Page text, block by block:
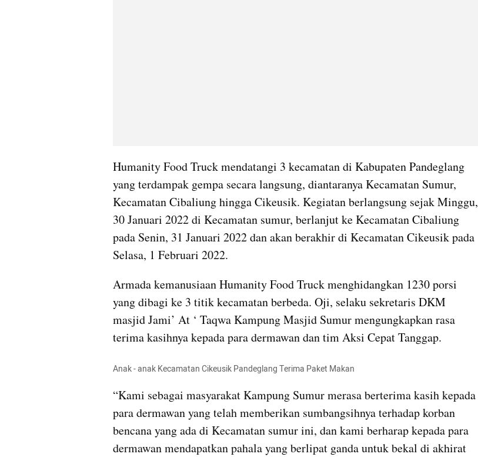
Humanity Food Truck mendatangi 3 kecamatan di Kabupaten Pandeglang
yang terdampak gempa secara langsung, diantaranya Kecamatan Sumur,
Kecamatan Cibaliung hingga Cikeusik. Kegiatan berlangsung sejak Minggu,
30 Januari 2022 di Kecamatan sumur, berlanjut ke Kecamatan Cibaliung
pada Senin, 31 Januari 2022 dan akan berakhir di Kecamatan Cikeusik pada
Selasa, 1 Februari 2022.
Armada kemanusiaan Humanity Food Truck menghidangkan 1230 porsi
yang dibagi ke 3 titik kecamatan berbeda. Oji, selaku sekretaris DKM
masjid Jami’ At ‘ Taqwa Kampung Masjid Sumur mengungkapkan rasa
terima kasihnya kepada para dermawan dan tim Aksi Cepat Tanggap.
Anak - anak Kecamatan Cikeusik Pandeglang Terima Paket Makan
“Kami sebagai masyarakat Kampung Sumur merasa berterima kasih kepada
para dermawan yang telah memberikan sumbangsihnya terhadap korban
bencana yang ada di Kecamatan sumur ini, dan kami berharap kepada para
dermawan mendapatkan pahala yang berlipat ganda untuk bekal di akhirat